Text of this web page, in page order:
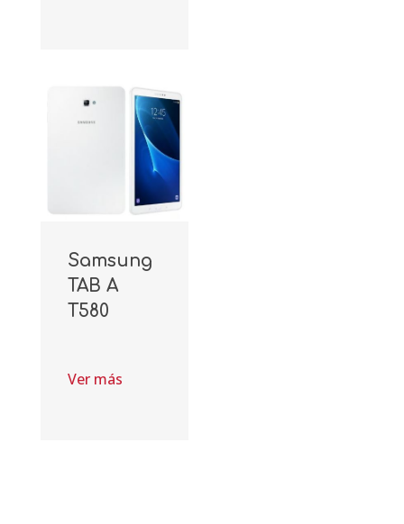
Samsung
TAB A
T580
Ver más